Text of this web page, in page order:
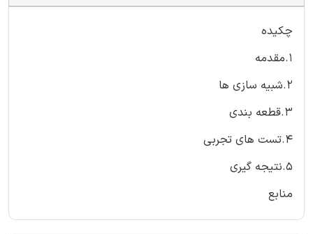
چکیده
1.مقدمه
2.شبیه سازی ها
3.قطعه بندی
4.تست های تجربی
5.نتیجه گیری
منابع